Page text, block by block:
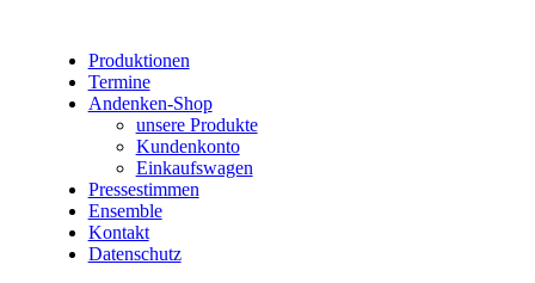
Produktionen
Termine
Andenken-Shop
unsere Produkte
Kundenkonto
Einkaufswagen
Pressestimmen
Ensemble
Kontakt
Datenschutz